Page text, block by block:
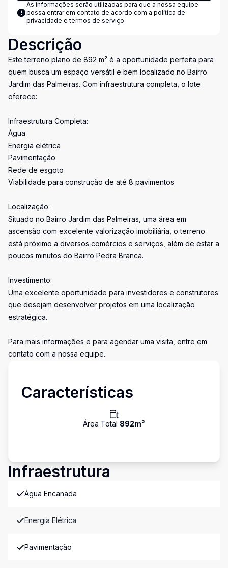
As informações serão utilizadas para que a nossa equipe
possa entrar em contato de acordo com a política de
privacidade e termos de serviço
Descrição
Este terreno plano de 892 m² é a oportunidade perfeita para
quem busca um espaço versátil e bem localizado no Bairro
Jardim das Palmeiras. Com infraestrutura completa, o lote
oferece:
Infraestrutura Completa:
Água
Energia elétrica
Pavimentação
Rede de esgoto
Viabilidade para construção de até 8 pavimentos
Localização:
Situado no Bairro Jardim das Palmeiras, uma área em
ascensão com excelente valorização imobiliária, o terreno
está próximo a diversos comércios e serviços, além de estar a
poucos minutos do Bairro Pedra Branca.
Investimento:
Uma excelente oportunidade para investidores e construtores
que desejam desenvolver projetos em uma localização
estratégica.
Para mais informações e para agendar uma visita, entre em
contato com a nossa equipe.
Características
Área Total 892m²
Infraestrutura
Água Encanada
Energia Elétrica
Pavimentação